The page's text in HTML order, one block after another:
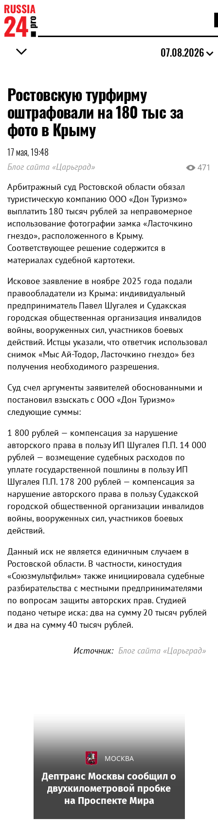
07.08.2026
Ростовскую турфирму
оштрафовали на 180 тыс за
фото в Крыму
17 мая, 19:48
Блог сайта «Царьград» 471
Арбитражный суд Ростовской области обязал
туристическую компанию ООО «Дон Туризмо»
выплатить 180 тысяч рублей за неправомерное
использование фотографии замка «Ласточкино
гнездо», расположенного в Крыму.
Соответствующее решение содержится в
материалах судебной картотеки.
Исковое заявление в ноябре 2025 года подали
правообладатели из Крыма: индивидуальный
предприниматель Павел Шугалея и Судакская
городская общественная организация инвалидов
войны, вооруженных сил, участников боевых
действий. Истцы указали, что ответчик использовал
снимок «Мыс Ай-Тодор, Ласточкино гнездо» без
получения необходимого разрешения.
Суд счел аргументы заявителей обоснованными и
постановил взыскать с ООО «Дон Туризмо»
следующие суммы:
1 800 рублей — компенсация за нарушение
авторского права в пользу ИП Шугалея П.П. 14 000
рублей — возмещение судебных расходов по
уплате государственной пошлины в пользу ИП
Шугалея П.П. 178 200 рублей — компенсация за
нарушение авторского права в пользу Судакской
городской общественной организации инвалидов
войны, вооруженных сил, участников боевых
действий.
Данный иск не является единичным случаем в
Ростовской области. В частности, киностудия
«Союзмультфильм» также инициировала судебные
разбирательства с местными предпринимателями
по вопросам защиты авторских прав. Студией
подано четыре иска: два на сумму 20 тысяч рублей
и два на сумму 40 тысяч рублей.
Источник: Блог сайта «Царьград»
МОСКВА
Дептранс Москвы сообщил о
двухкилометровой пробке
на Проспекте Мира